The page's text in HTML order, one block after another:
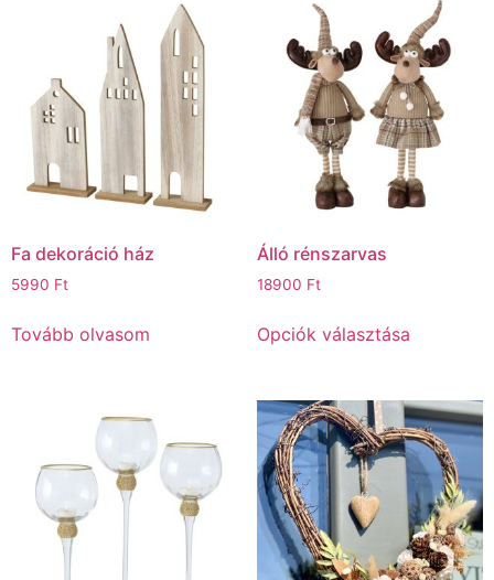
Fa dekoráció ház
5990 Ft
Tovább olvasom
Álló rénszarvas
18900 Ft
Opciók választása